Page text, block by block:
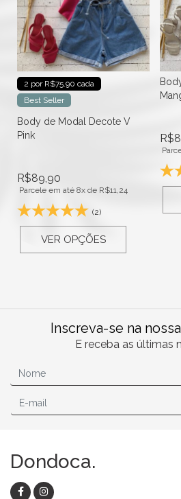
2 por R$75.90 cada
Best Seller
Body de Modal Decote V
Pink
R$89,90
Parcele em até 8x de R$11,24
(2)
VER OPÇÕES
R$
Inscreva-se na
E receba as últimas
Dondoca.